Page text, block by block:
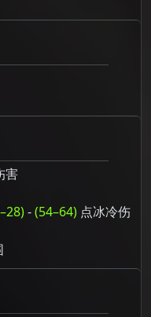
害
-(54–64) 点冰冷伤